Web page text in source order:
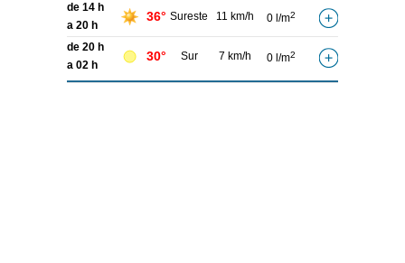
de 14 h
a 20 h
36° Sureste 11 km/h 0 l/m2
de 20 h
a 02 h
30° Sur 7 km/h 0 l/m2